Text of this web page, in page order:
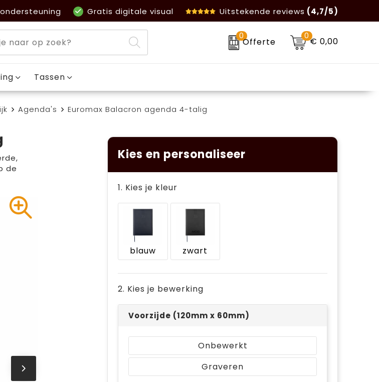
Gratis digitale visual Uitstekende reviews (4,7/5)
0
Offerte
0€ 0,00
Tassen
Agenda's Euromax Balacron agenda 4-talig
de
Kies en personaliseer
1. Kies je kleur
blauw zwart
2. Kies je bewerking
Voorzijde (120mm x 60mm)
Onbewerkt
Graveren